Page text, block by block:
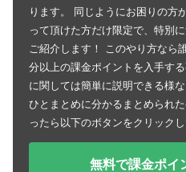
ります。 同じようにお困りの方
って頂けた方だけ限定で、特別
ご紹介します！ このやり方なら
分以上の課金ポイントを入手す
に関しては簡単に説明できる様
ひとまとめに分かるまとめられ
ったら以下のボタンをクリック
無料で課金ポイ